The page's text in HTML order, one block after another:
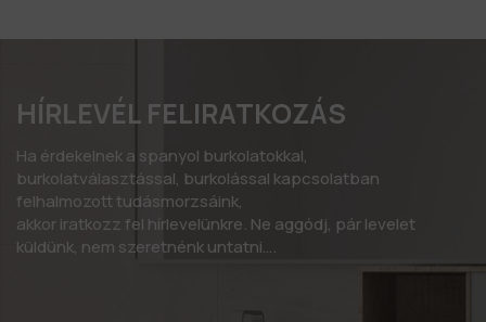
HÍRLEVÉL FELIRATKOZÁS
Ha érdekelnek a spanyol burkolatokkal,
burkolatválasztással, burkolással kapcsolatban
felhalmozott tudásmorzsáink,
akkor iratkozz fel hírlevelünkre. Ne aggódj, pár levelet
küldünk, nem szeretnénk untatni….